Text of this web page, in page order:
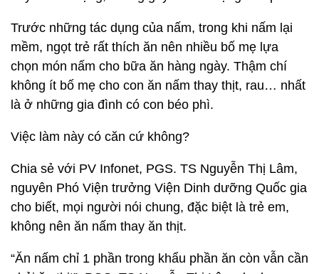
Trước những tác dụng của nấm, trong khi nấm lại
mềm, ngọt trẻ rất thích ăn nên nhiều bố mẹ lựa
chọn món nấm cho bữa ăn hàng ngày. Thậm chí
không ít bố mẹ cho con ăn nấm thay thịt, rau… nhất
là ở những gia đình có con béo phì.
Việc làm này có căn cứ không?
Chia sẻ với PV Infonet, PGS. TS Nguyễn Thị Lâm,
nguyên Phó Viện trưởng Viện Dinh dưỡng Quốc gia
cho biết, mọi người nói chung, đặc biệt là trẻ em,
không nên ăn nấm thay ăn thịt.
“Ăn nấm chỉ 1 phần trong khẩu phần ăn còn vẫn cần